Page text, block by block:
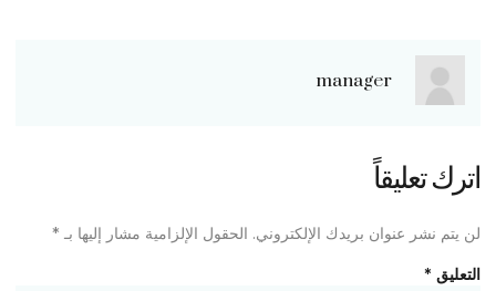
manager
اترك تعليقاً
لن يتم نشر عنوان بريدك الإلكتروني. الحقول الإلزامية مشار إليها بـ *
التعليق *